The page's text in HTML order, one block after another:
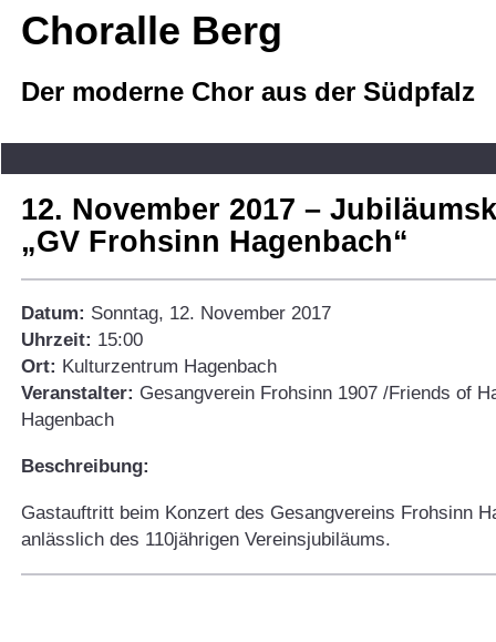
Choralle Berg
Der moderne Chor aus der Südpfalz
12. November 2017 –
„GV Frohsinn Hagenbach“
Datum: Sonntag, 12. November 2017
Uhrzeit: 15:00
Ort: Kulturzentrum Hagenbach
Veranstalter: Gesangverein Frohsinn 1907 /Friends of
Hagenbach
Beschreibung:
Gastauftritt beim Konzert des Gesangvereins Frohsinn
anlässlich des 110jährigen Vereinsjubiläums.